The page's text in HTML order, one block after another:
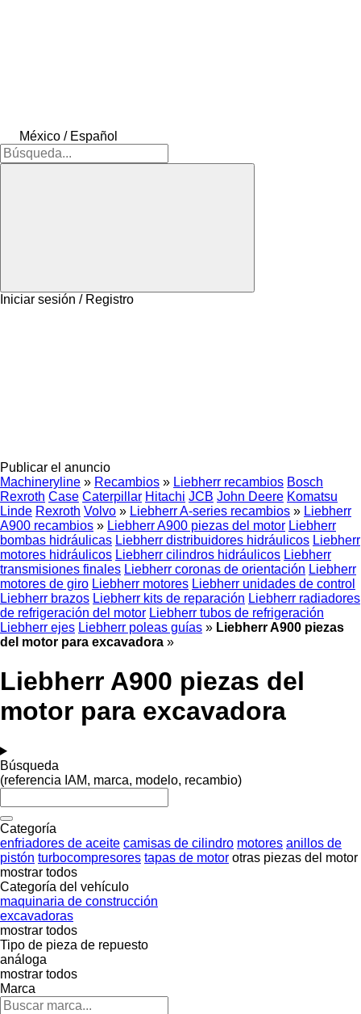
México / Español
Iniciar sesión / Registro
Publicar el anuncio
Machineryline » Recambios » Liebherr recambios Bosch
Rexroth Case Caterpillar Hitachi JCB John Deere Komatsu
Linde Rexroth Volvo » Liebherr A-series recambios » Liebherr
A900 recambios » Liebherr A900 piezas del motor Liebherr
bombas hidráulicas Liebherr distribuidores hidráulicos Liebherr
motores hidráulicos Liebherr cilindros hidráulicos Liebherr
transmisiones finales Liebherr coronas de orientación Liebherr
motores de giro Liebherr motores Liebherr unidades de control
Liebherr brazos Liebherr kits de reparación Liebherr radiadores
de refrigeración del motor Liebherr tubos de refrigeración
Liebherr ejes Liebherr poleas guías » Liebherr A900 piezas
del motor para excavadora »
Liebherr A900 piezas del
motor para excavadora
Búsqueda
(referencia IAM, marca, modelo, recambio)
Categoría
enfriadores de aceite camisas de cilindro motores anillos de
pistón turbocompresores tapas de motor otras piezas del motor
mostrar todos
Categoría del vehículo
maquinaria de construcción
excavadoras
mostrar todos
Tipo de pieza de repuesto
análoga
mostrar todos
Marca